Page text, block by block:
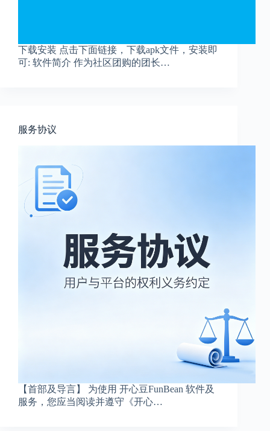
下载安装 点击下面链接，下载apk文件，安装即
可: 软件简介 作为社区团购的团长…
服务协议
【首部及导言】 为使用 开心豆FunBean 软件及
服务，您应当阅读并遵守《开心…